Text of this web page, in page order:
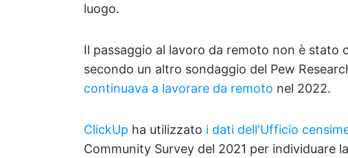
luogo.
Il passaggio al lavoro da remoto non è
secondo un altro sondaggio del Pew
continuava a lavorare da remoto nel 2022.
ClickUp ha utilizzato i dati dell'Ufficio
Community Survey del 2021 per individuare